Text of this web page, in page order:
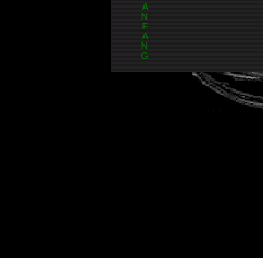
A
N
F
A
N
G